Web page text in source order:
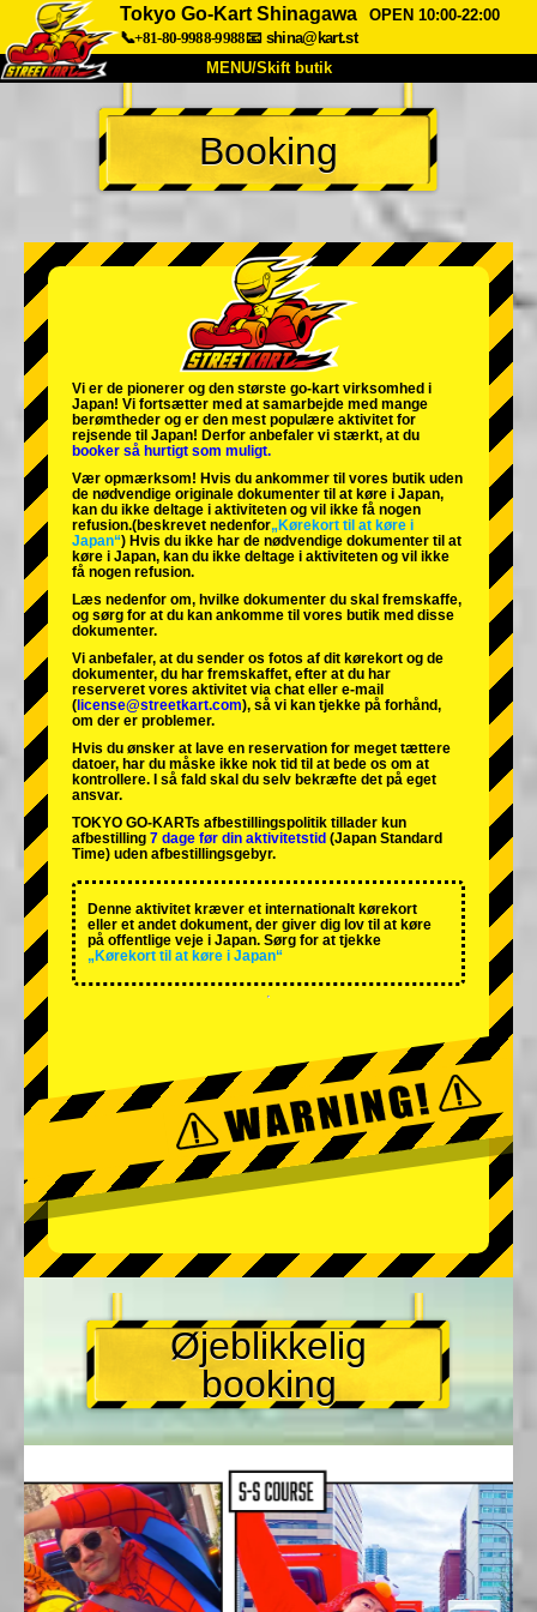
Tokyo Go-Kart Shinagawa
OPEN 10:00-22:00
📞+81-80-9988-9988📧 shina@kart.st
MENU/Skift butik
TOP
Om Specifikationer Pris
Virksomhed Booking
Skift butik
Tokyo Shinagawa Tokyo Akihabara#1
Tokyo Akihabara#2
Tokyo Shibuya Annex Tokyo Bay
Tokyo Asakusa Osaka
Okinawa
Booking
Vi er de pionerer og den største go-kart virksomhed i
Japan! Vi fortsætter med at samarbejde med mange
berømtheder og er den mest populære aktivitet for
rejsende til Japan! Derfor anbefaler vi stærkt, at du
booker så hurtigt som muligt.
Vær opmærksom! Hvis du ankommer til vores butik uden
de nødvendige originale dokumenter til at køre i Japan,
kan du ikke deltage i aktiviteten og vil ikke få nogen
refusion.(beskrevet nedenfor„Kørekort til at køre i
Japan“) Hvis du ikke har de nødvendige dokumenter til at
køre i Japan, kan du ikke deltage i aktiviteten og vil ikke
få nogen refusion.
Læs nedenfor om, hvilke dokumenter du skal fremskaffe,
og sørg for at du kan ankomme til vores butik med disse
dokumenter.
Vi anbefaler, at du sender os fotos af dit kørekort og de
dokumenter, du har fremskaffet, efter at du har
reserveret vores aktivitet via chat eller e-mail
( license@streetkart.com), så vi kan tjekke på forhånd,
om der er problemer.
Hvis du ønsker at lave en reservation for meget tættere
datoer, har du måske ikke nok tid til at bede os om at
kontrollere. I så fald skal du selv bekræfte det på eget
ansvar.
TOKYO GO-KARTs afbestillingspolitik tillader kun
afbestilling 7 dage før din aktivitetstid (Japan Standard
Time) uden afbestillingsgebyr.
Denne aktivitet kræver et internationalt kørekort
eller et andet dokument, der giver dig lov til at køre
på offentlige veje i Japan. Sørg for at tjekke
„Kørekort til at køre i Japan“
Øjeblikkelig
booking